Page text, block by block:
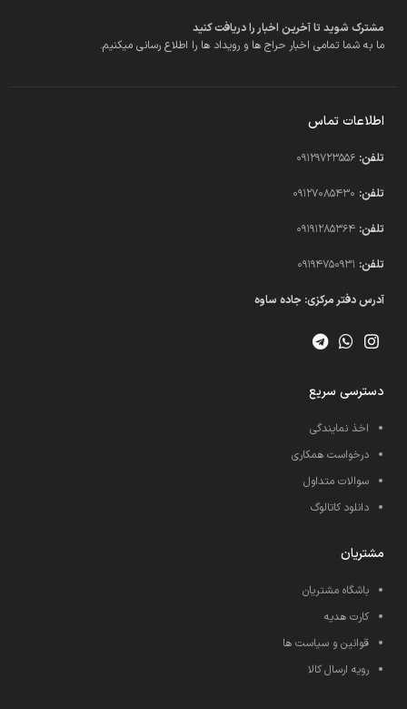
مشترک شوید تا آخرین اخبار را دریافت کنید
ما به شما تمامی اخبار حراج ها و رویداد ها را اطلاع رسانی میکنیم.
اطلاعات تماس
تلفن: 09129723556
تلفن:
تلفن: 09191285364
تلفن:
آدرس دفتر مرکزی: جاده ساوه
دسترسی سریع
اخذ نمایندگی
درخواست همکاری
سوالات متداول
دانلود کاتالوگ
مشتریان
باشگاه مشتریان
کارت هدیه
قوانین و سیاست ها
رویه ارسال کالا